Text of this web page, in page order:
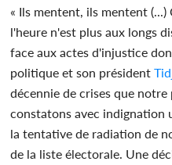
« Ils mentent, ils mentent
l'heure n'est plus aux longs
face aux actes d'injustice
politique et son président
décennie de crises que notre
constatons avec indignation
la tentative de radiation de
de la liste électorale. Une